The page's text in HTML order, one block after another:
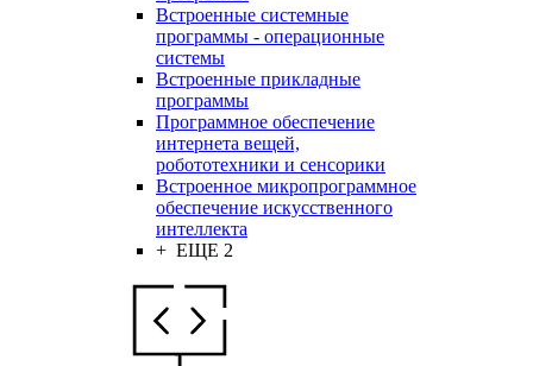
Встроенные системные
программы - операционные
системы
Встроенные прикладные
программы
Программное обеспечение
интернета вещей,
робототехники и сенсорики
Встроенное микропрограммное
обеспечение искусственного
интеллекта
+ ЕЩЕ 2